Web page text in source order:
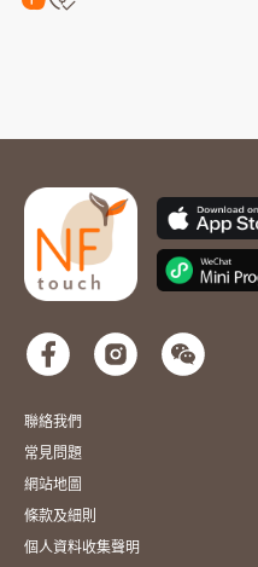
聯絡我們
常見問題
網站地圖
條款及細則
個人資料收集聲明